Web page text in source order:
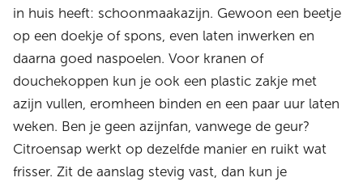
in huis heeft: schoonmaakazijn. Gewoon een beetje
op een doekje of spons, even laten inwerken en
daarna goed naspoelen. Voor kranen of
douchekoppen kun je ook een plastic zakje met
azijn vullen, eromheen binden en een paar uur laten
weken. Ben je geen azijnfan, vanwege de geur?
Citroensap werkt op dezelfde manier en ruikt wat
frisser. Zit de aanslag stevig vast, dan kun je